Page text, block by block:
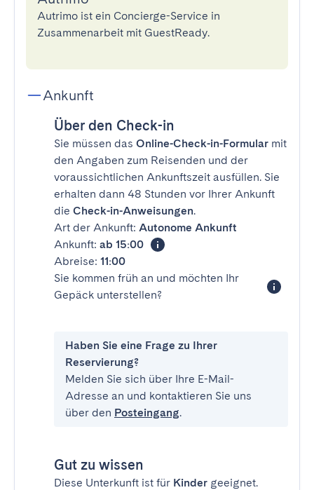
Autrimo ist ein Concierge-Service in
Zusammenarbeit mit GuestReady.
Ankunft
Über den Check-in
Sie müssen das Online-Check-in-Formular mit
den Angaben zum Reisenden und der
voraussichtlichen Ankunftszeit ausfüllen. Sie
erhalten dann 48 Stunden vor Ihrer Ankunft
die Check-in-Anweisungen.
Art der Ankunft: Autonome Ankunft
Ankunft: ab 15:00
Abreise: 11:00
Sie kommen früh an und möchten Ihr
Gepäck unterstellen?
Haben Sie eine Frage zu Ihrer
Reservierung?
Melden Sie sich über Ihre E-Mail-
Adresse an und kontaktieren Sie uns
über den Posteingang.
Gut zu wissen
Diese Unterkunft ist für Kinder geeignet.